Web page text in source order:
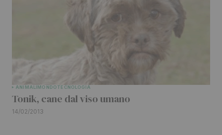
ANIMALIMONDOTECNOLOGIA
Tonik, cane dal viso umano
14/02/2013